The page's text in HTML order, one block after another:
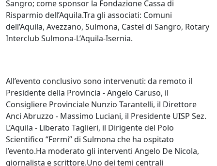
Sangro; come sponsor la Fondazione Cassa di
Risparmio dell’Aquila.Tra gli associati: Comuni
dell’Aquila, Avezzano, Sulmona, Castel di Sangro, Rotary
Interclub Sulmona-L’Aquila-Isernia.
All’evento conclusivo sono intervenuti: da remoto il
Presidente della Provincia - Angelo Caruso, il
Consigliere Provinciale Nunzio Tarantelli, il Direttore
Anci Abruzzo - Massimo Luciani, il Presidente UISP Sez.
L’Aquila - Liberato Taglieri, il Dirigente del Polo
Scientifico “Fermi” di Sulmona che ha ospitato
l’evento.Ha moderato gli interventi Angelo De Nicola,
giornalista e scrittore.Uno dei temi centrali